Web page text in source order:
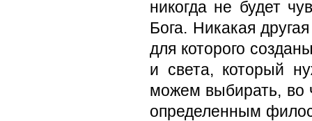
никогда не будет
Бога. Никакая
для которого
и света, который
можем выбирать, во
определенным